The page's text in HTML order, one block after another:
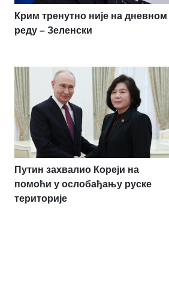
Крим тренутно није на дневном
реду – Зеленски
Путин захвалио Кореји на
помоћи у ослобађању руске
територије